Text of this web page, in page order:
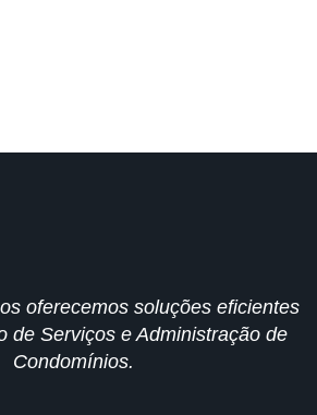
oferecemos soluções eficientes
de Serviços e Administração de
Condomínios.